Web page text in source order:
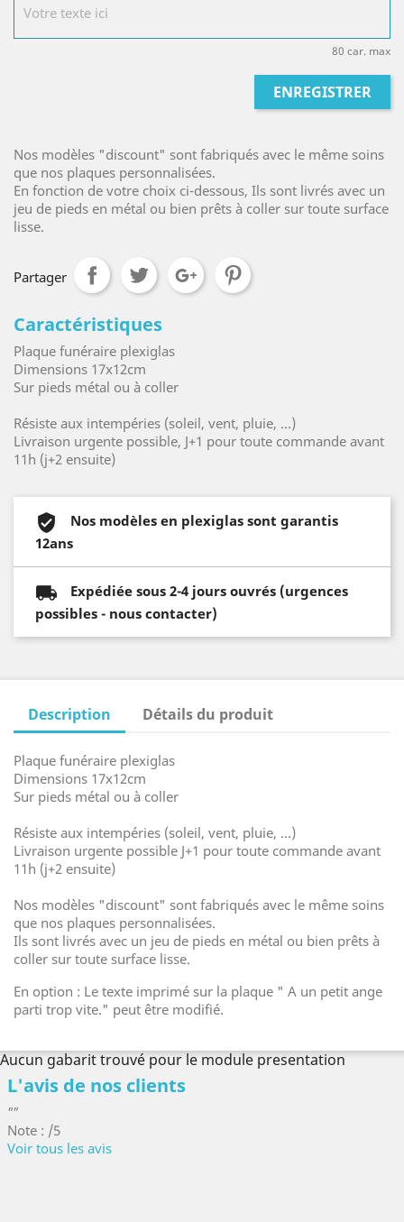
80 car. max
ENREGISTRER
Nos modèles "discount" sont fabriqués avec le même soins
que nos plaques personnalisées.
En fonction de votre choix ci-dessous, Ils sont livrés avec un
jeu de pieds en métal ou bien prêts à coller sur toute surface
lisse.
Partager
Caractéristiques
Plaque funéraire plexiglas
Dimensions 17x12cm
Sur pieds métal ou à coller
Résiste aux intempéries (soleil, vent, pluie, ...)
Livraison urgente possible, J+1 pour toute commande avant
11h (j+2 ensuite)
Nos modèles en plexiglas sont garantis
12ans
Expédiée sous 2-4 jours ouvrés (urgences
possibles - nous contacter)
Description Détails du produit
Plaque funéraire plexiglas
Dimensions 17x12cm
Sur pieds métal ou à coller
Résiste aux intempéries (soleil, vent, pluie, ...)
Livraison urgente possible J+1 pour toute commande avant
11h (j+2 ensuite)
Nos modèles "discount" sont fabriqués avec le même soins
que nos plaques personnalisées.
Ils sont livrés avec un jeu de pieds en métal ou bien prêts à
coller sur toute surface lisse.
En option : Le texte imprimé sur la plaque " A un petit ange
parti trop vite." peut être modifié.
Aucun gabarit trouvé pour le module presentation
L'avis de nos clients
""
Note : /5
Voir tous les avis